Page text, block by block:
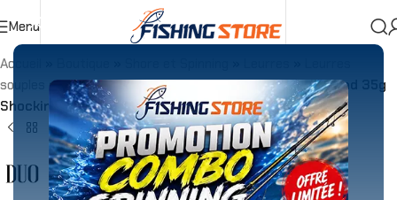
Menu
Accueil
souples
»Têtes Plombées»DUO Beach Walker Haul Head 35g
Shocking Pink